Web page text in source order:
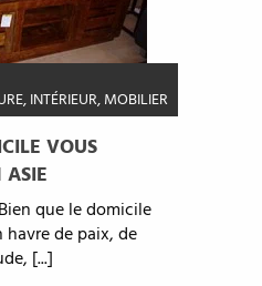
,INTÉRIEUR,MOBILIER
VOUS
que le domicile
de paix, de
[...]